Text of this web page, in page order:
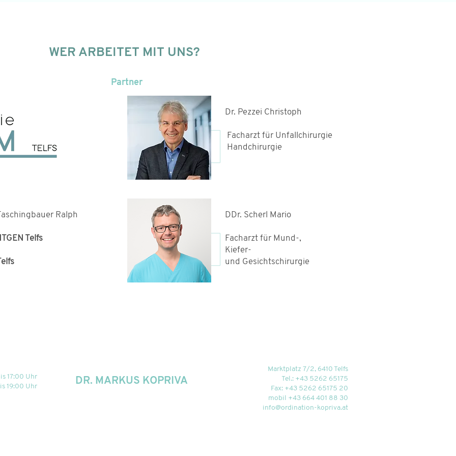
WER ARBEITET MIT UNS?
Partner
Dr. Pezzei Christoph
Facharzt für Unfallchirurgie
Handchirurgie
Ralph
Telfs
DDr. Scherl Mario
Facharzt für Mund-,
Kiefer-
und Gesichtschirurgie
17:00 Uhr
19:00 Uhr
DR. MARKUS KOPRIVA
Marktplatz 7/2, 6410 Telfs
Tel.: +43 5262 65175
Fax: +43 5262 65175 20
mobil +43 664 401 88 30
info@ordination-kopriva.at